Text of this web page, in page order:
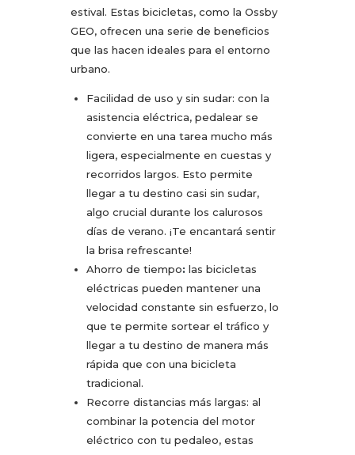
estival. Estas bicicletas, como la Ossby
GEO, ofrecen una serie de beneficios
que las hacen ideales para el entorno
urbano.
Facilidad de uso y sin sudar: con la
asistencia eléctrica, pedalear se
convierte en una tarea mucho más
ligera, especialmente en cuestas y
recorridos largos. Esto permite
llegar a tu destino casi sin sudar,
algo crucial durante los calurosos
días de verano. ¡Te encantará sentir
la brisa refrescante!
Ahorro de tiempo: las bicicletas
eléctricas pueden mantener una
velocidad constante sin esfuerzo, lo
que te permite sortear el tráfico y
llegar a tu destino de manera más
rápida que con una bicicleta
tradicional.
Recorre distancias más largas: al
combinar la potencia del motor
eléctrico con tu pedaleo, estas